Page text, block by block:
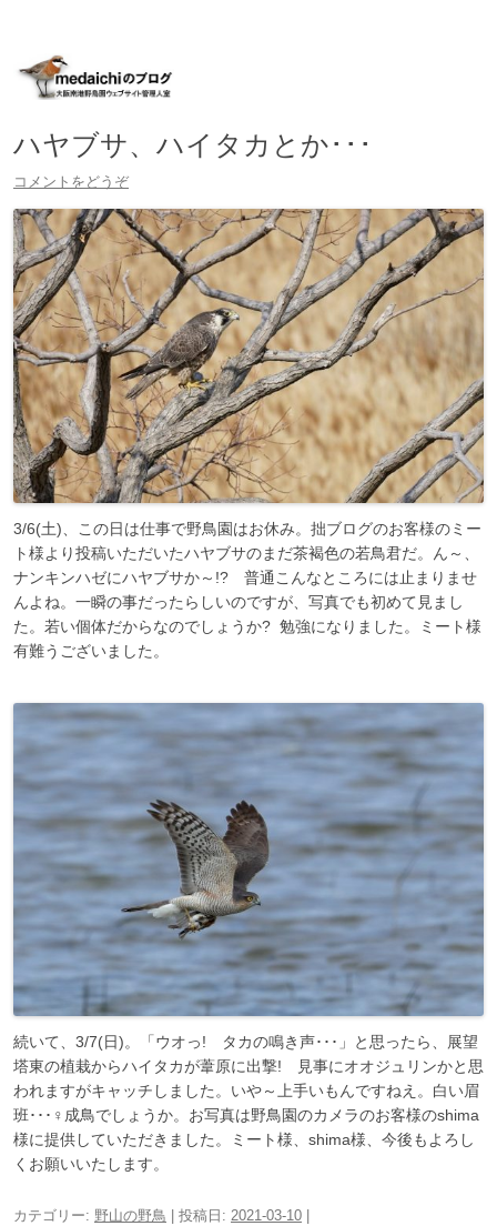
移
動
ハヤブサ、ハイタカとか･･･
コメントをどうぞ
3/6(土)、この日は仕事で野鳥園はお休み。拙ブログのお客様のミー
ト様より投稿いただいたハヤブサのまだ茶褐色の若鳥君だ。ん～、
ナンキンハゼにハヤブサか～!? 普通こんなところには止まりませ
んよね。一瞬の事だったらしいのですが、写真でも初めて見まし
た。若い個体だからなのでしょうか? 勉強になりました。ミート様
有難うございました。
続いて、3/7(日)。「ウオっ! タカの鳴き声･･･」と思ったら、展望
塔東の植栽からハイタカが葦原に出撃! 見事にオオジュリンかと思
われますがキャッチしました。いや～上手いもんですねえ。白い眉
班･･･♀成鳥でしょうか。お写真は野鳥園のカメラのお客様のshima
様に提供していただきました。ミート様、shima様、今後もよろし
くお願いいたします。
カテゴリー: 野山の野鳥 | 投稿日: 2021-03-10